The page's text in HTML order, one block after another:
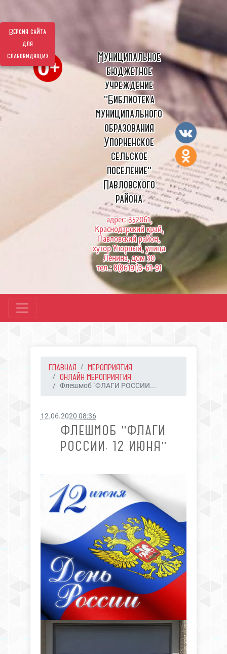
Версия сайта
для
слабовидящих
Муниципальное
бюджетное
учреждение
"Библиотека
муниципального
образования
Упорненское
сельское
поселение"
Павловского
района
адрес: 352061,
Краснодарский край,
Павловский район,
хутор Упорный, улица
Ленина, дом 30
тел.: 8(86191)3-61-91
ГЛАВНАЯ
МЕРОПРИЯТИЯ
ОНЛАЙН МЕРОПРИЯТИЯ
Флешмоб "ФЛАГИ РОССИИ...
12.06.2020 08:36
ФЛЕШМОБ "ФЛАГИ
РОССИИ. 12 ИЮНЯ"